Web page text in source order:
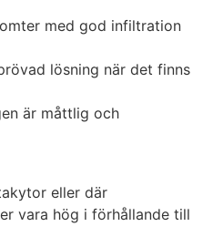
med god infiltration
lösning när det finns
är måttlig och
eller där
vara hög i förhållande till